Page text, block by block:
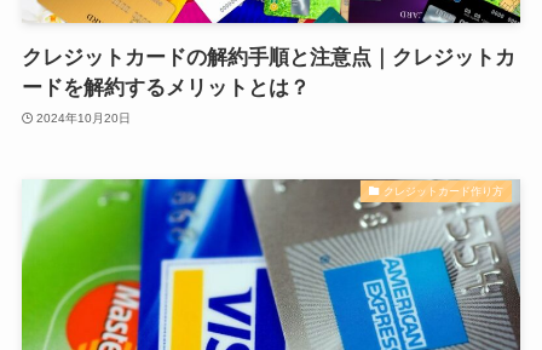
クレジットカードの解約手順と注意点｜クレジットカ
ードを解約するメリットとは？
2024年10月20日
クレジットカード作り方